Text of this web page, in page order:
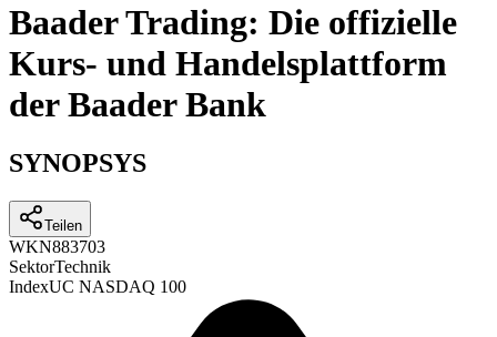
Baader Trading: Die offizielle
Kurs- und Handelsplattform
der Baader Bank
SYNOPSYS
Teilen
WKN883703
SektorTechnik
IndexUC NASDAQ 100